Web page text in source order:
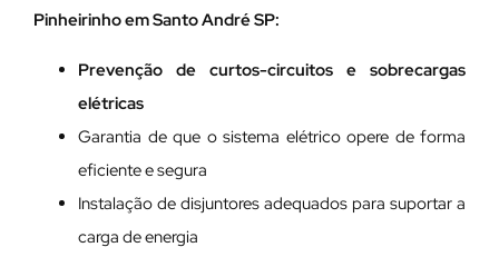
Pinheirinho em Santo André SP:
Prevenção de curtos-circuitos e sobrecargas
elétricas
Garantia de que o sistema elétrico opere de forma
eficiente e segura
Instalação de disjuntores adequados para suportar a
carga de energia